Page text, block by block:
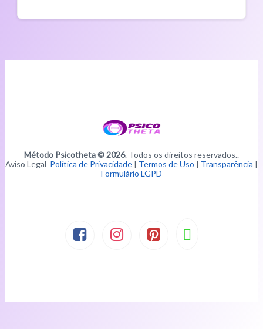
Método Psicotheta © 2026. Todos os direitos reservados..
Aviso Legal Política de Privacidade | Termos de Uso | Transparência |
Formulário LGPD